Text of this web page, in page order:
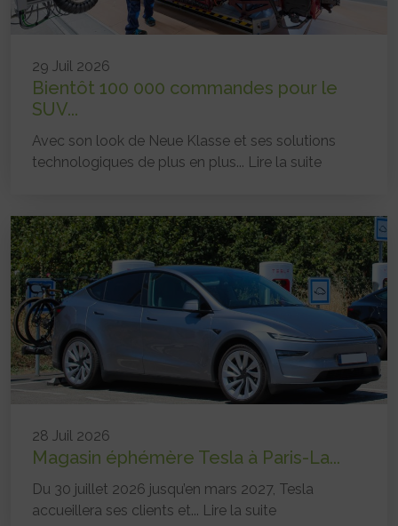
29 Juil 2026
Bientôt 100 000 commandes pour le
SUV...
Avec son look de Neue Klasse et ses solutions
technologiques de plus en plus... Lire la suite
28 Juil 2026
Magasin éphémère Tesla à Paris-La...
Du 30 juillet 2026 jusqu’en mars 2027, Tesla
accueillera ses clients et... Lire la suite